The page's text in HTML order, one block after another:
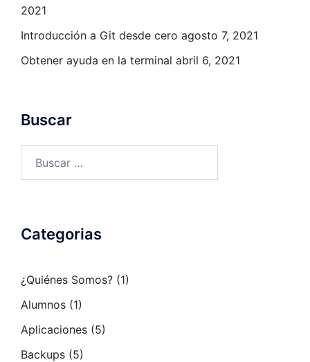
2021
Introducción a Git desde cero agosto 7, 2021
Obtener ayuda en la terminal abril 6, 2021
Buscar
Categorias
¿Quiénes Somos? (1)
Alumnos (1)
Aplicaciones (5)
Backups (5)